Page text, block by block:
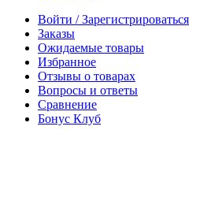
Войти / Зарегистрироваться
Заказы
Ожидаемые товары
Избранное
Отзывы о товарах
Вопросы и ответы
Сравнение
Бонус Клуб